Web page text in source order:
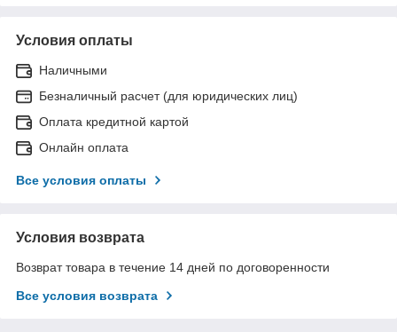
Условия оплаты
Наличными
Безналичный расчет (для юридических лиц)
Оплата кредитной картой
Онлайн оплата
Все условия оплаты
Условия возврата
Возврат товара в течение 14 дней по договоренности
Все условия возврата